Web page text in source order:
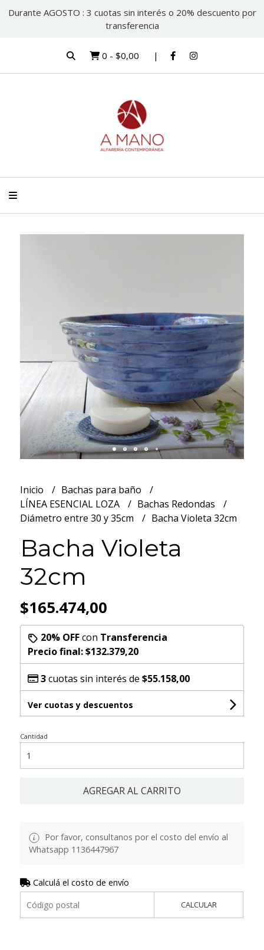
Durante AGOSTO : 3 cuotas sin interés o 20% descuento por
transferencia
0 - $0,00
Inicio
Bachas para baño
LÍNEA ESENCIAL LOZA
Bachas Redondas
Diámetro entre 30 y 35cm
Bacha Violeta 32cm
Bacha Violeta
32cm
$165.474,00
20% OFFcon Transferencia
Precio final:$132.379,20
3cuotas sin interés de $55.158,00
Ver cuotas y descuentos
Cantidad
AGREGAR AL CARRITO
Por favor, consultanos por el costo del envío al
Whatsapp 1136447967
Calculá el costo de envío
CALCULAR